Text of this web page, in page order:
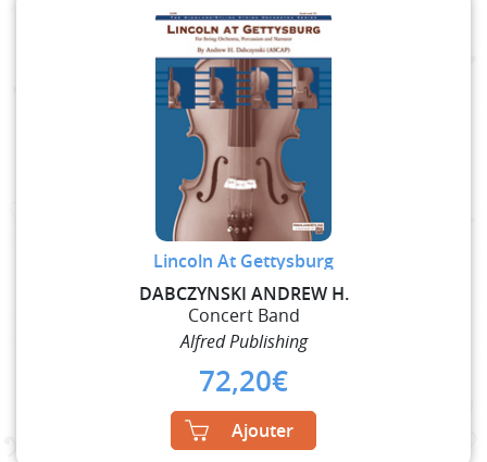
Lincoln At Gettysburg
DABCZYNSKI ANDREW H.
Concert Band
Alfred Publishing
72,20€
Ajouter